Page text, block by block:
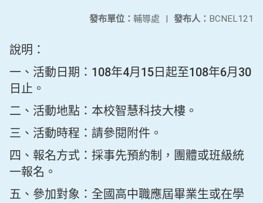
發布人： BCNEL121
發布單位： 輔導處 |
說明：
一、活動日期：108年4月15日起至108年6月30
日止。
二、活動地點：本校智慧科技大樓。
三、活動時程：請參閱附件。
四、報名方式：採事先預約制，團體或班級統
一報名。
五、參加對象：全國高中職應屆畢業生或在學